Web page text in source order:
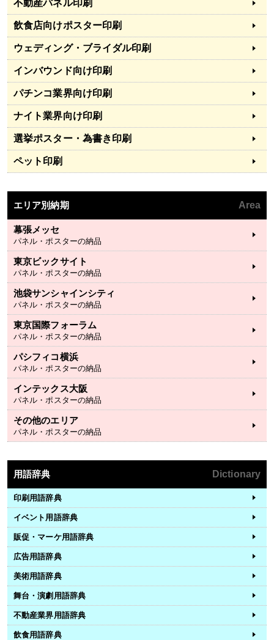
不動産パネル印刷
飲食店向けポスター印刷
ウェディング・ブライダル印刷
インバウンド向け印刷
パチンコ業界向け印刷
ナイト業界向け印刷
選挙ポスター・為書き印刷
ペット印刷
エリア別納期 Area
幕張メッセ
パネル・ポスターの納品
東京ビックサイト
パネル・ポスターの納品
池袋サンシャインシティ
パネル・ポスターの納品
東京国際フォーラム
パネル・ポスターの納品
パシフィコ横浜
パネル・ポスターの納品
インテックス大阪
パネル・ポスターの納品
その他のエリア
パネル・ポスターの納品
用語辞典 Dictionary
印刷用語辞典
イベント用語辞典
販促・マーケ用語辞典
広告用語辞典
美術用語辞典
舞台・演劇用語辞典
不動産業界用語辞典
飲食用語辞典